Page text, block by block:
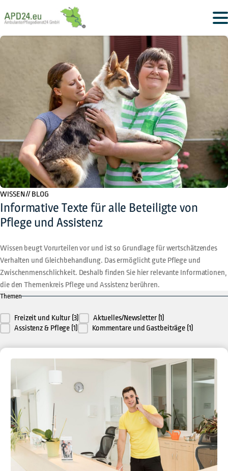
WISSEN // BLOG
Informative Texte für alle Beteiligte von
Pflege und Assistenz
Wissen beugt Vorurteilen vor und ist so Grundlage für wertschätzendes
Verhalten und Gleichbehandlung. Das ermöglicht gute Pflege und
Zwischenmenschlichkeit. Deshalb finden Sie hier relevante Informationen,
die den Themenkreis Pflege und Assistenz berühren.
Themen
Kategorie filter
Freizeit und Kultur (3) Aktuelles/Newsletter (1)
Assistenz & Pflege (1) Kommentare und Gastbeiträge (1)